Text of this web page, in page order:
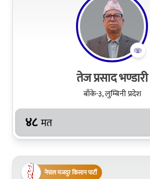
तेज प्रसाद भण्डारी
बाँके-३, लुम्बिनी प्रदेश
४८ मत
नेपाल मजदुर किसान पार्टी